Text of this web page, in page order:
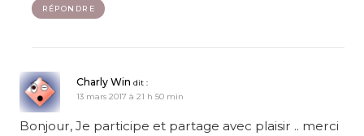
RÉPONDRE
Charly Win dit :
13 mars 2017 à 21 h 50 min
Bonjour, Je participe et partage avec plaisir .. merci